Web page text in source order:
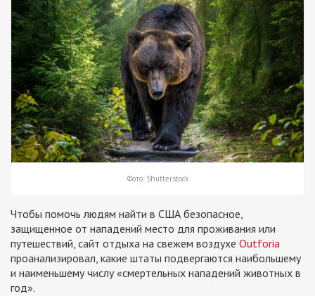
Фото: Shutterstock
Чтобы помочь людям найти в США безопасное,
защищенное от нападений место для проживания или
путешествий, сайт отдыха на свежем воздухе Outforia
проанализировал, какие штаты подвергаются наибольшему
и наименьшему числу «смертельных нападений животных в
год».